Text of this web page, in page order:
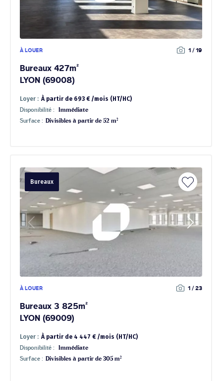
À LOUER 1 / 19
Bureaux 427m²
LYON (69008)
Loyer : À partir de 693 € /mois (HT/HC)
Disponibilité :
Immédiate
Surface : Divisibles à partir de 52 m²
Bureaux
À LOUER 1 / 23
Bureaux 3 825m²
LYON (69009)
Loyer : À partir de 4 447 € /mois (HT/HC)
Disponibilité :
Immédiate
Surface : Divisibles à partir de 305 m²